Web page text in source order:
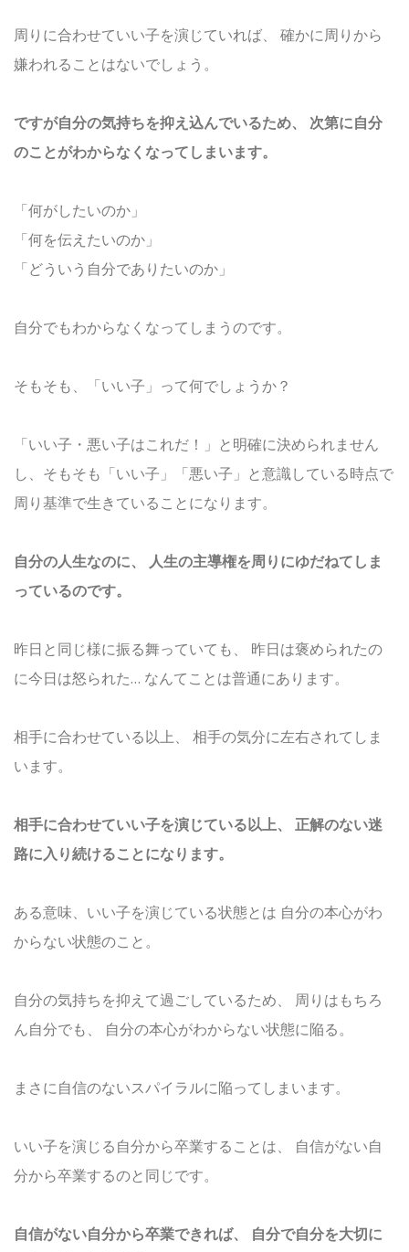
周りに合わせていい子を演じていれば、
確かに周りから
嫌われることはないでしょう。
ですが自分の気持ちを抑え込んでいるため、
次第に自分
のことがわからなくなってしまいます。
「何がしたいのか」
「何を伝えたいのか」
「どういう自分でありたいのか」
自分でもわからなくなってしまうのです。
そもそも、「いい子」って何でしょうか？
「いい子・悪い子はこれだ！」と明確に決められません
し、そもそも「いい子」「悪い子」と意識している時点で
周り基準で生きていることになります。
自分の人生なのに、
人生の主導権を周りにゆだねてしま
っているのです。
昨日と同じ様に振る舞っていても、
昨日は褒められたの
に今日は怒られた… なんてことは普通にあります。
相手に合わせている以上、
相手の気分に左右されてしま
います。
相手に合わせていい子を演じている以上、
正解のない迷
路に入り続けることになります。
ある意味、いい子を演じている状態とは 自分の本心がわ
からない状態のこと。
自分の気持ちを抑えて過ごしているため、
周りはもちろ
ん自分でも、
自分の本心がわからない状態に陥る。
まさに自信のないスパイラルに陥ってしまいます。
いい子を演じる自分から卒業することは、
自信がない自
分から卒業するのと同じです。
自信がない自分から卒業できれば、
自分で自分を大切に